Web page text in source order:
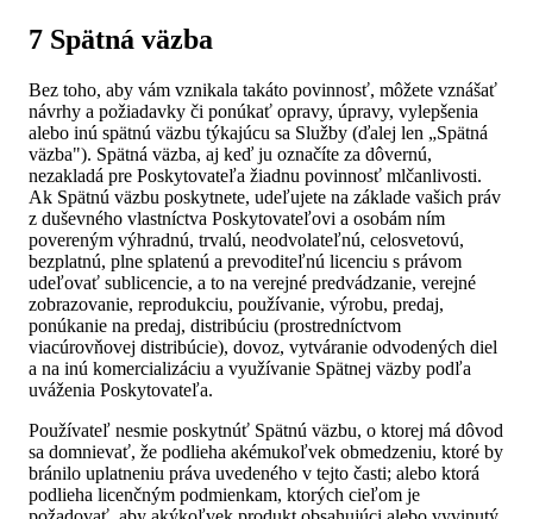
7 Spätná väzba
Bez toho, aby vám vznikala takáto povinnosť, môžete vznášať
návrhy a požiadavky či ponúkať opravy, úpravy, vylepšenia
alebo inú spätnú väzbu týkajúcu sa Služby (ďalej len „Spätná
väzba"). Spätná väzba, aj keď ju označíte za dôvernú,
nezakladá pre Poskytovateľa žiadnu povinnosť mlčanlivosti.
Ak Spätnú väzbu poskytnete, udeľujete na základe vašich práv
z duševného vlastníctva Poskytovateľovi a osobám ním
povereným výhradnú, trvalú, neodvolateľnú, celosvetovú,
bezplatnú, plne splatenú a prevoditeľnú licenciu s právom
udeľovať sublicencie, a to na verejné predvádzanie, verejné
zobrazovanie, reprodukciu, používanie, výrobu, predaj,
ponúkanie na predaj, distribúciu (prostredníctvom
viacúrovňovej distribúcie), dovoz, vytváranie odvodených diel
a na inú komercializáciu a využívanie Spätnej väzby podľa
uváženia Poskytovateľa.
Používateľ nesmie poskytnúť Spätnú väzbu, o ktorej má dôvod
sa domnievať, že podlieha akémukoľvek obmedzeniu, ktoré by
bránilo uplatneniu práva uvedeného v tejto časti; alebo ktorá
podlieha licenčným podmienkam, ktorých cieľom je